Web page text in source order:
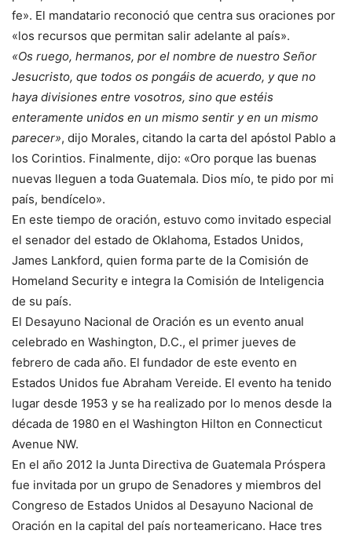
fe». El mandatario reconoció que centra sus oraciones por
«los recursos que permitan salir adelante al país».
«Os ruego, hermanos, por el nombre de nuestro Señor
Jesucristo, que todos os pongáis de acuerdo, y que no
haya divisiones entre vosotros, sino que estéis
enteramente unidos en un mismo sentir y en un mismo
parecer», dijo Morales, citando la carta del apóstol Pablo a
los Corintios. Finalmente, dijo: «Oro porque las buenas
nuevas lleguen a toda Guatemala. Dios mío, te pido por mi
país, bendícelo».
En este tiempo de oración, estuvo como invitado especial
el senador del estado de Oklahoma, Estados Unidos,
James Lankford, quien forma parte de la Comisión de
Homeland Security e integra la Comisión de Inteligencia
de su país.
El Desayuno Nacional de Oración es un evento anual
celebrado en Washington, D.C., el primer jueves de
febrero de cada año. El fundador de este evento en
Estados Unidos fue Abraham Vereide. El evento ha tenido
lugar desde 1953 y se ha realizado por lo menos desde la
década de 1980 en el Washington Hilton en Connecticut
Avenue NW.
En el año 2012 la Junta Directiva de Guatemala Próspera
fue invitada por un grupo de Senadores y miembros del
Congreso de Estados Unidos al Desayuno Nacional de
Oración en la capital del país norteamericano. Hace tres